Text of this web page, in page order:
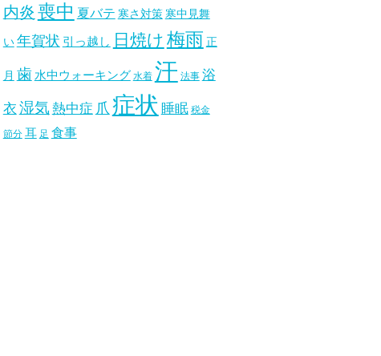
内炎 喪中 夏バテ 寒さ対策 寒中見舞
い 年賀状 引っ越し 日焼け 梅雨 正
月 歯 水中ウォーキング 水着 汗 法事 浴
衣 湿気 熱中症 爪 症状 睡眠 税金
節分 耳 足 食事